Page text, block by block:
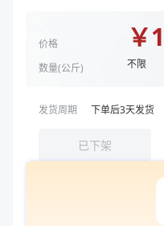
价格
数量(公斤)
￥
不限
发货周期 下单后3天发货
已下架